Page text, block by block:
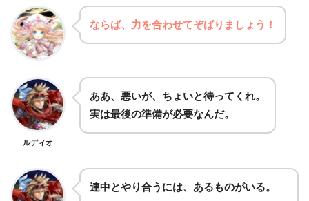
ならば、力を合わせてぞばりましょう！
ルディオ
ああ、悪いが、ちょいと待ってくれ。
実は最後の準備が必要なんだ。
連中とやり合うには、あるものがいる。